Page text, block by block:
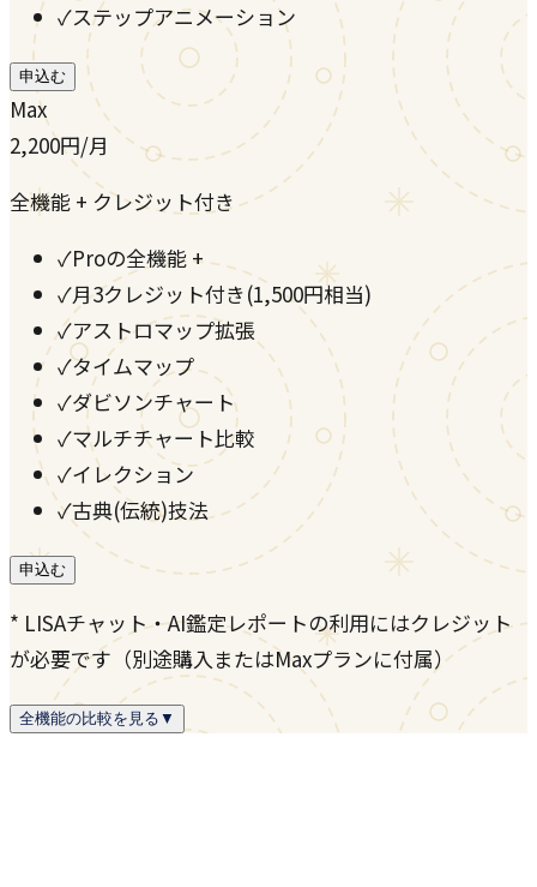
✓ステップアニメーション
申込む
Max
2,200円/月
全機能 + クレジット付き
✓Proの全機能 +
✓月3クレジット付き(1,500円相当)
✓アストロマップ拡張
✓タイムマップ
✓ダビソンチャート
✓マルチチャート比較
✓イレクション
✓古典(伝統)技法
申込む
* LISAチャット・AI鑑定レポートの利用にはクレジット
が必要です（別途購入またはMaxプランに付属）
全機能の比較を見る ▼